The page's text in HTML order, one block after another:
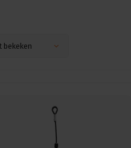
bekeken